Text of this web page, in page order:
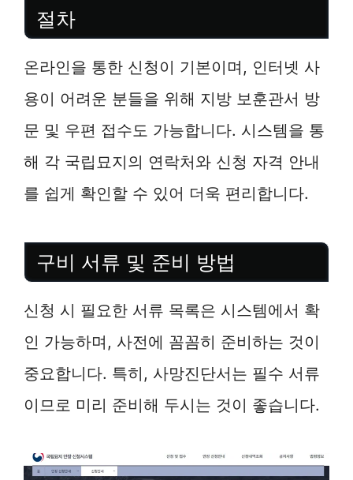
절차
온라인을 통한 신청이 기본이며, 인터넷 사
용이 어려운 분들을 위해 지방 보훈관서 방
문 및 우편 접수도 가능합니다. 시스템을 통
해 각 국립묘지의 연락처와 신청 자격 안내
를 쉽게 확인할 수 있어 더욱 편리합니다.
구비 서류 및 준비 방법
신청 시 필요한 서류 목록은 시스템에서 확
인 가능하며, 사전에 꼼꼼히 준비하는 것이
중요합니다. 특히, 사망진단서는 필수 서류
이므로 미리 준비해 두시는 것이 좋습니다.